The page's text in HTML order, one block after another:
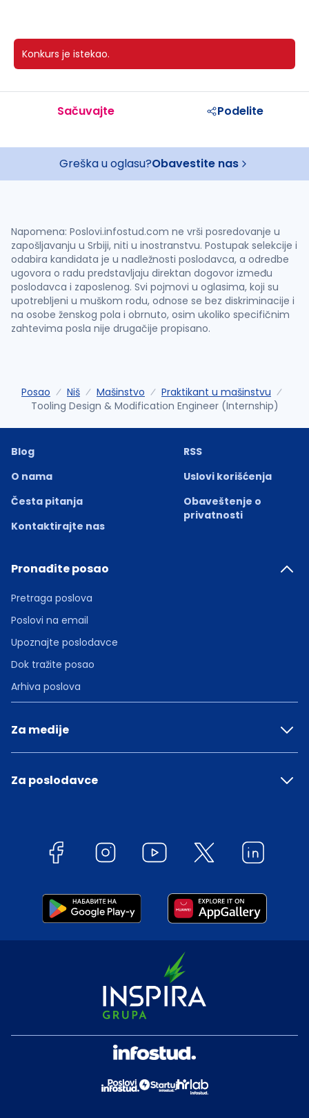
Konkurs je istekao.
Sačuvajte Podelite
Greška u oglasu?Obavestite nas
Napomena: Poslovi.infostud.com ne vrši posredovanje u
zapošljavanju u Srbiji, niti u inostranstvu. Postupak selekcije i
odabira kandidata je u nadležnosti poslodavca, a odredbe
ugovora o radu predstavljaju direktan dogovor između
poslodavca i zaposlenog. Svi pojmovi u oglasima, koji su
upotrebljeni u muškom rodu, odnose se bez diskriminacije i
na osobe ženskog pola i obrnuto, osim ukoliko specifičnim
zahtevima posla nije drugačije propisano.
Posao Niš Mašinstvo
Praktikant u mašinstvu
Tooling Design & Modification Engineer (Internship)
Blog
O nama
Česta pitanja
Kontaktirajte nas
RSS
Uslovi korišćenja
Obaveštenje o
privatnosti
Pronađite posao
Pretraga poslova
Poslovi na email
Upoznajte poslodavce
Dok tražite posao
Arhiva poslova
Za medije
Za poslodavce